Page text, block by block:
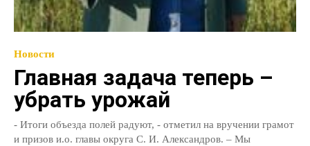
Новости
Главная задача теперь –
убрать урожай
- Итоги объезда полей радуют, - отметил на вручении грамот
и призов и.о. главы округа С. И. Александров. – Мы